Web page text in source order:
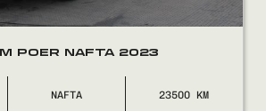
POER NAFTA 2023
NAFTA 23500